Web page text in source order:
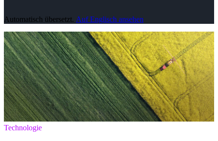
Automatisch übersetzt. Auf Englisch ansehen
Technologie